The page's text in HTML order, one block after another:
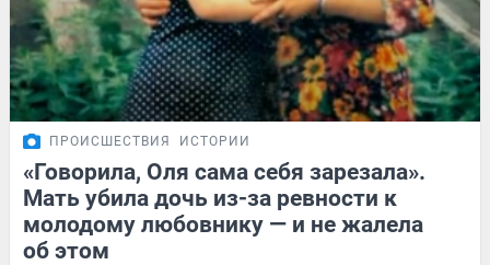
ПРОИСШЕСТВИЯ ИСТОРИИ
«Говорила, Оля сама себя зарезала».
Мать убила дочь из-за ревности к
молодому любовнику — и не жалела
об этом